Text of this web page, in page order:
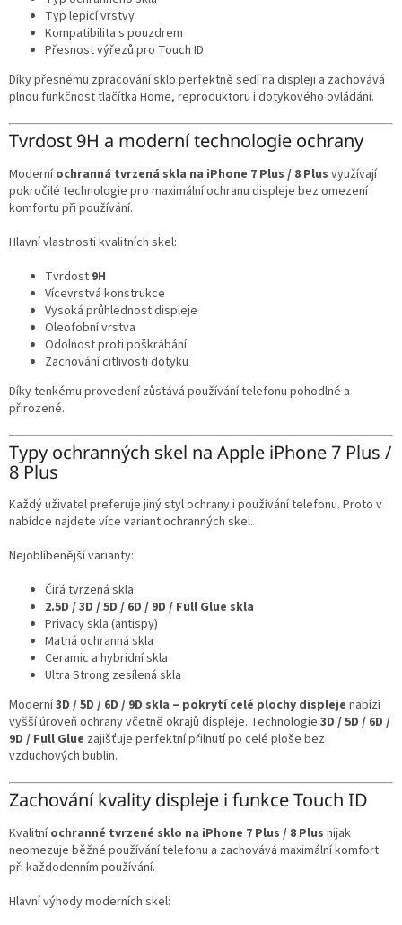
Typ lepicí vrstvy
Kompatibilita s pouzdrem
Přesnost výřezů pro Touch ID
Díky přesnému zpracování sklo perfektně sedí na displeji a zachovává
plnou funkčnost tlačítka Home, reproduktoru i dotykového ovládání.
Tvrdost 9H a moderní technologie ochrany
Moderníochranná tvrzená skla na iPhone 7 Plus / 8 Plus využívají
pokročilé technologie pro maximální ochranu displeje bez omezení
komfortu při používání.
Hlavní vlastnosti kvalitních skel:
Tvrdost 9H
Vícevrstvá konstrukce
Vysoká průhlednost displeje
Oleofobní vrstva
Odolnost proti poškrábání
Zachování citlivosti dotyku
Díky tenkému provedení zůstává používání telefonu pohodlné a
přirozené.
Typy ochranných skel na Apple iPhone 7 Plus /
8 Plus
Každý uživatel preferuje jiný styl ochrany i používání telefonu. Proto v
nabídce najdete více variant ochranných skel.
Nejoblíbenější varianty:
Čirá tvrzená skla
2.5D / 3D / 5D / 6D / 9D / Full Glue skla
Privacy skla (antispy)
Matná ochranná skla
Ceramic a hybridní skla
Ultra Strong zesílená skla
Moderní3D / 5D / 6D / 9D skla – pokrytí celé plochy displeje nabízí
vyšší úroveň ochrany včetně okrajů displeje. Technologie 3D / 5D / 6D /
9D / Full Glue zajišťuje perfektní přilnutí po celé ploše bez
vzduchových bublin.
Zachování kvality displeje i funkce Touch ID
Kvalitníochranné tvrzené sklo na iPhone 7 Plus / 8 Plus nijak
neomezuje běžné používání telefonu a zachovává maximální komfort
při každodenním používání.
Hlavní výhody moderních skel: